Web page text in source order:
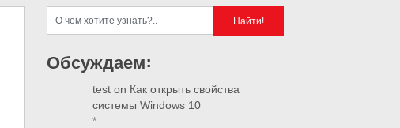
Обсуждаем:
test on Как открыть свойства
системы Windows 10
*